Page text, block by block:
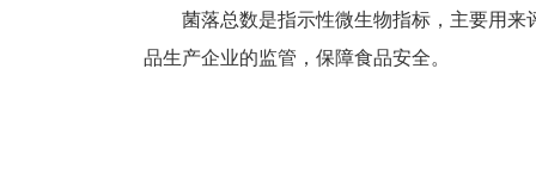
菌落总数是指示性微生物指标，主要用
品生产企业的监管，保障食品安全。